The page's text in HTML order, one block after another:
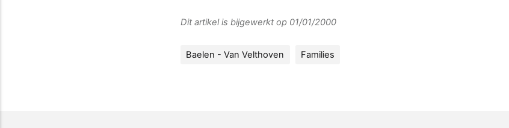
Dit artikel is bijgewerkt op 01/01/2000
Baelen - Van Velthoven Families